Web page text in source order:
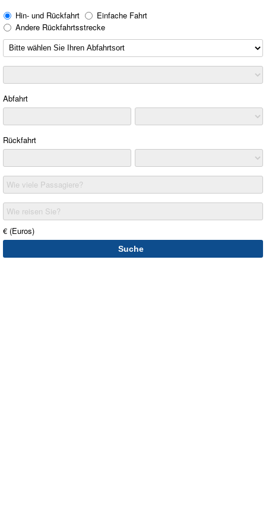
Hin- und Rückfahrt
Einfache Fahrt
Andere Rückfahrtsstrecke
Abfahrt
Rückfahrt
Wie viele Passagiere?
Wie reisen Sie?
€ (Euros)
Suche